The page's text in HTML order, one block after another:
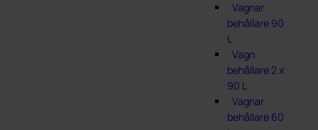
Vagnar
behållare 90
L
Vagn
behållare 2 x
90 L
Vagnar
behållare 60